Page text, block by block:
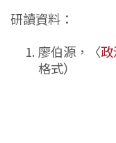
研讀資料：
廖伯源，〈
格式）